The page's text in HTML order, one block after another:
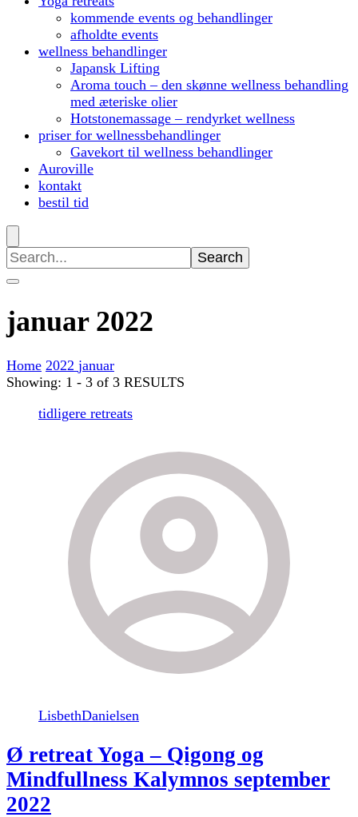
kommende events og behandlinger
afholdte events
wellness behandlinger
Japansk Lifting
Aroma touch – den skønne wellness behandling
med æteriske olier
Hotstonemassage – rendyrket wellness
priser for wellnessbehandlinger
Gavekort til wellness behandlinger
Auroville
kontakt
bestil tid
Search
for:
januar 2022
Home 2022 januar
Showing: 1 - 3 of 3 RESULTS
tidligere retreats
LisbethDanielsen
Ø retreat Yoga – Qigong og
Mindfullness Kalymnos september
2022